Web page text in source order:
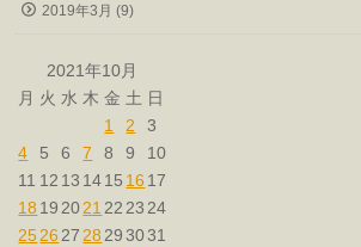
2019年3月 (9)
2021年10月
月 火 水 木 金 土 日
1 2
3
4
5 6 7 8 9
10
11 12 13 1415 16 17
18 19 2021 22 23 24
2526 27 28 29 3031